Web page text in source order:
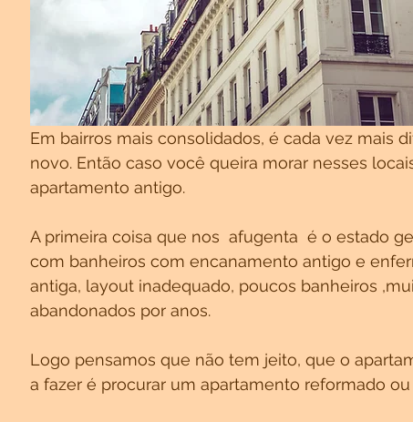
Em bairros mais consolidados, é cada vez mais
novo. Então caso você queira morar nesses
apartamento antigo.
A primeira coisa que nos  afugenta  é o estado
com banheiros com encanamento antigo e
antiga, layout inadequado, poucos banheiros
abandonados por anos.
Logo pensamos que não tem jeito, que o
a fazer é procurar um apartamento reformado